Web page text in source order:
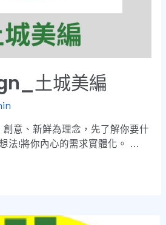
土城美編
創意、新鮮為理念，先了解你要什
法!將你內心的需求實體化。 …